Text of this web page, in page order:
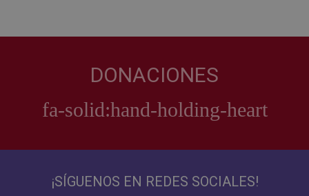
DONACIONES
¡SÍGUENOS EN REDES SOCIALES!